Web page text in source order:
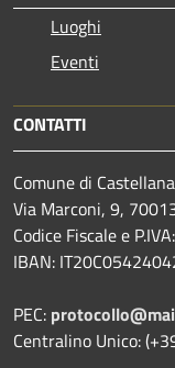
Luoghi
Eventi
CONTATTI
Comune di
Via Marconi, 9,
Codice Fiscale e
IBAN:
PEC:
Centralino Unico: